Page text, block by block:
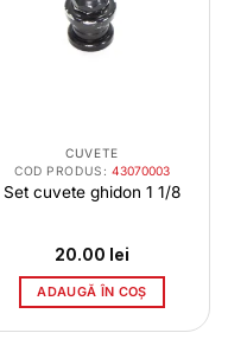
CUVETE
COD PRODUS: 43070003
Set cuvete ghidon 1 1/8
20.00 lei
ADAUGĂ ÎN COȘ